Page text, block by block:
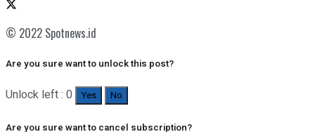
© 2022 Spotnews.id
Are you sure want to unlock this post?
Unlock left : 0 Yes No
Are you sure want to cancel subscription?